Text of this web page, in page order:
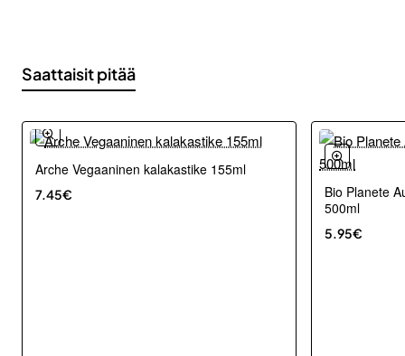
Saattaisit pitää
Arche Vegaaninen kalakastike 155ml
7.45€
Bio Planete
500ml
5.95€